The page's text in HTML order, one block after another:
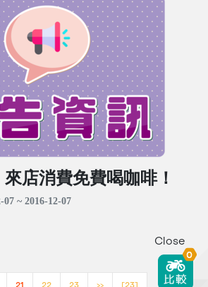
店消費免費喝咖啡！
~ 2016-12-07
Close
0